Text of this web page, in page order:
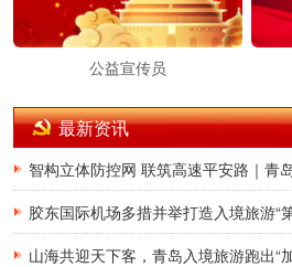
公益宣传员
最新资讯